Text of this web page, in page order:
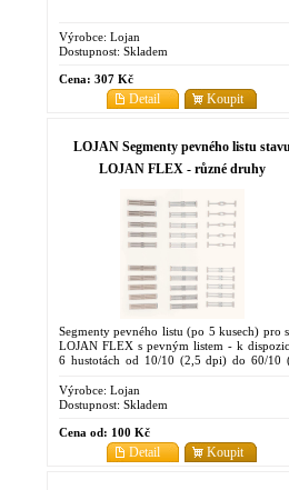
Výrobce: Lojan
Dostupnost: Skladem
Cena: 307 Kč
Koupit
Detail
LOJAN Segmenty pevného listu
LOJAN FLEX - různé druhy
Segmenty pevného listu (po 5 kusech) pro
LOJAN FLEX s pevným listem - k
6 hustotách od 10/10 (2,5 dpi) do 60/10
Výrobce: Lojan
Dostupnost: Skladem
Cena od: 100 Kč
Koupit
Detail